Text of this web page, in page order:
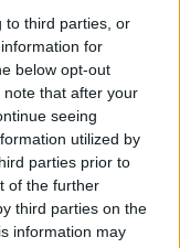
to third parties, or
for
below opt-out
that after your
seeing
utilized by
parties prior to
of the further
third parties on the
information may
a dal…